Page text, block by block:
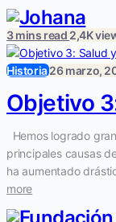
3 mins read2,4K
Historia26 marzo,
Objetivo
Hemos logrado
principales causas
ha aumentado
more